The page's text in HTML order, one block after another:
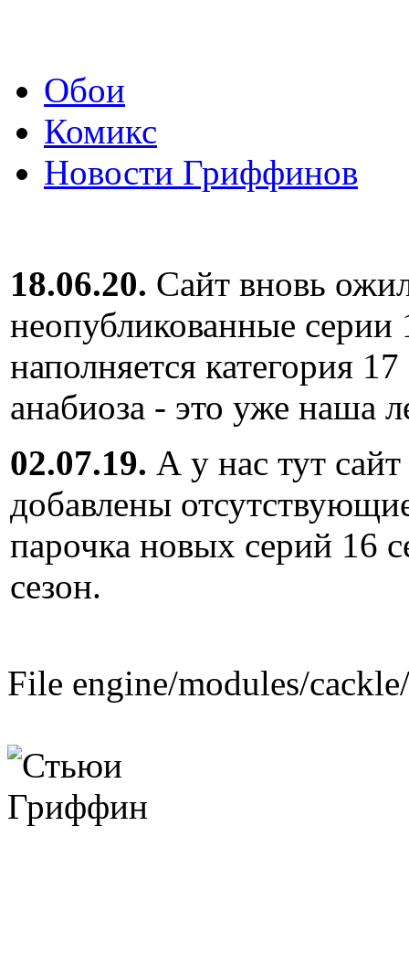
Обои
Комикс
Новости Гриффинов
18.06.20. Сайт вновь
неопубликованные серии
наполняется категория
анабиоза - это уже наша
02.07.19. А у нас тут
добавлены
парочка новых серий 16
сезон.
File engine/modules/